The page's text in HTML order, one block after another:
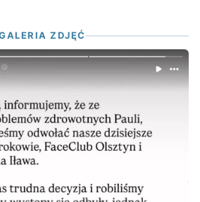
ZDJĘĆ